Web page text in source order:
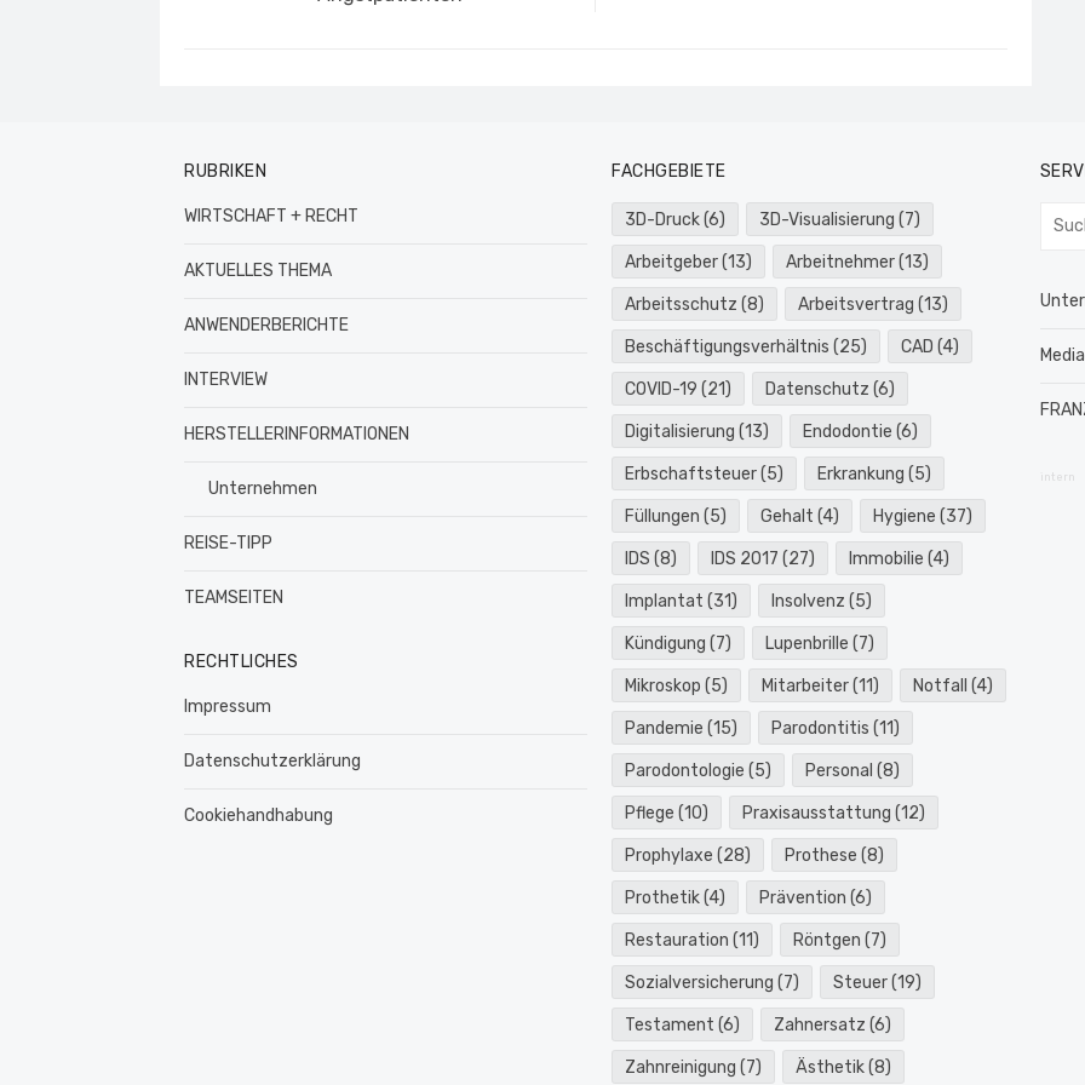
RUBRIKEN
WIRTSCHAFT + RECHT
AKTUELLES THEMA
ANWENDERBERICHTE
INTERVIEW
HERSTELLERINFORMATIONEN
Unternehmen
REISE-TIPP
TEAMSEITEN
RECHTLICHES
Impressum
Datenschutzerklärung
Cookiehandhabung
FACHGEBIETE
3D-Druck(6) 3D-Visualisierung (7)
Arbeitgeber(13) Arbeitnehmer(13)
Arbeitsschutz (8) Arbeitsvertrag (13)
Beschäftigungsverhältnis (25) CAD (4)
COVID-19 (21) Datenschutz (6)
Digitalisierung (13) Endodontie (6)
Erbschaftsteuer(5) Erkrankung (5)
Füllungen (5) Gehalt (4) Hygiene (37)
IDS (8) IDS 2017 (27) Immobilie (4)
Implantat (31) Insolvenz (5)
Kündigung (7) Lupenbrille (7)
Mikroskop (5) Mitarbeiter(11) Notfall (4)
Pandemie (15) Parodontitis (11)
Parodontologie (5) Personal (8)
Pflege (10) Praxisausstattung (12)
Prophylaxe (28) Prothese (8)
Prothetik(4) Prävention (6)
Restauration (11) Röntgen (7)
Sozialversicherung (7) Steuer(19)
Testament (6) Zahnersatz (6)
Zahnreinigung (7) Ästhetik(8)
intern